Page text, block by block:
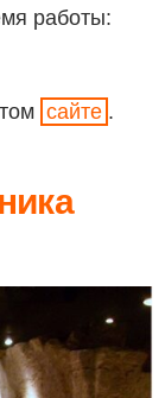
работы:
сайте .